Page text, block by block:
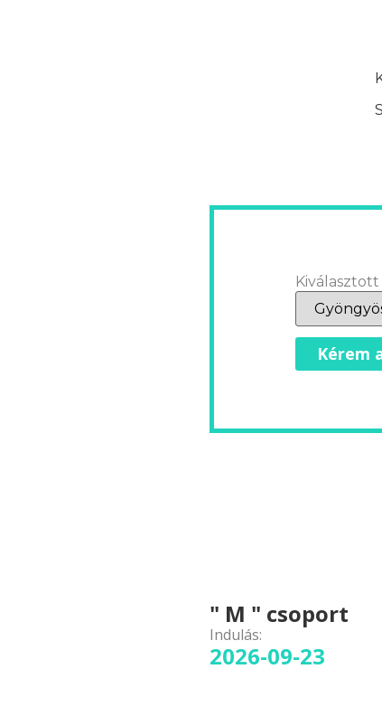
Kiválasztott
Kérem
" M " csoport
Indulás:
2026-09-23